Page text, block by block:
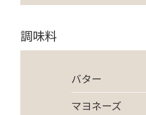
調味料
バター
マヨネーズ